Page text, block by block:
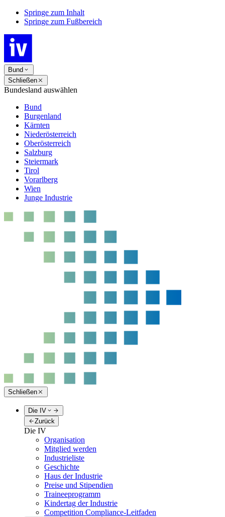
Springe zum Inhalt
Springe zum Fußbereich
Bund
Schließen
Bundesland auswählen
Bund
Burgenland
Kärnten
Niederösterreich
Oberösterreich
Salzburg
Steiermark
Tirol
Vorarlberg
Wien
Junge Industrie
Schließen
Die IV
Zurück
Die IV
Organisation
Mitglied werden
Industrieliste
Geschichte
Haus der Industrie
Preise und Stipendien
Traineeprogramm
Kindertag der Industrie
Competition Compliance-Leitfaden